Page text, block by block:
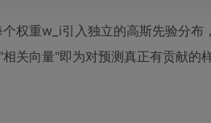
权重w_i引入独立的高斯先验分
关向量"即为对预测真正有贡献的